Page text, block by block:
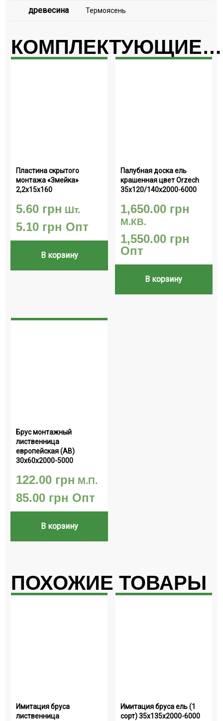
древесина Термоясень
КОМПЛЕКТУЮЩИЕ…
Пластина скрытого
монтажа «Змейка»
2,2х15х160
5.60 грн Шт.
5.10 грн Опт
В корзину
Палубная доска ель
крашенная цвет Orzech
35х120/140х2000-6000
1,650.00 грн
М.КВ.
1,550.00 грн
Опт
В корзину
Брус монтажный
лиственница
европейская (АВ)
30х60х2000-5000
122.00 грн М.П.
85.00 грн Опт
В корзину
ПОХОЖИЕ ТОВАРЫ
Имитация бруса
лиственница
Имитация бруса ель (1
сорт) 35х135х2000-6000